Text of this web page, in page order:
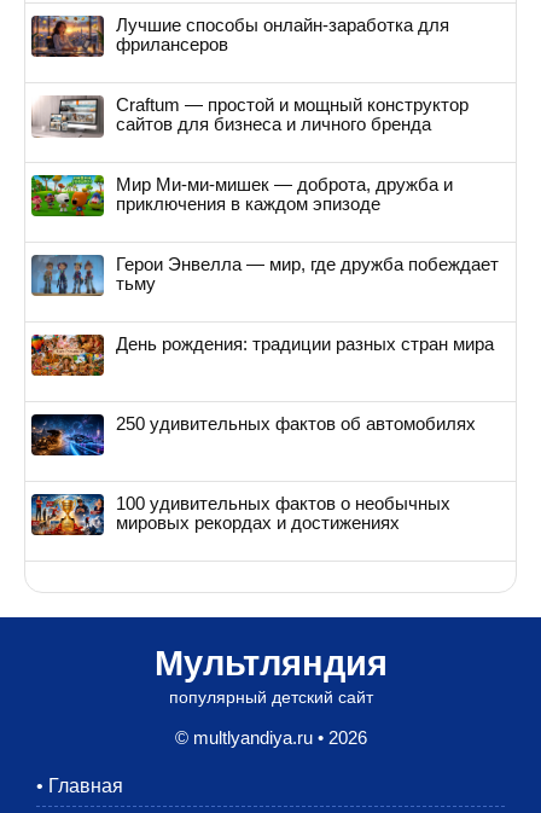
Лучшие способы онлайн-заработка для
фрилансеров
Craftum — простой и мощный конструктор
сайтов для бизнеса и личного бренда
Мир Ми-ми-мишек — доброта, дружба и
приключения в каждом эпизоде
Герои Энвелла — мир, где дружба побеждает
тьму
День рождения: традиции разных стран мира
250 удивительных фактов об автомобилях
100 удивительных фактов о необычных
мировых рекордах и достижениях
Мультляндия
популярный детский сайт
© multlyandiya.ru • 2026
• Главная